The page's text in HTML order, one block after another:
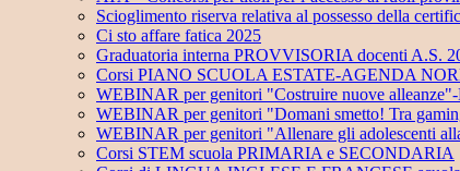
Scioglimento riserva relativa al possesso della
Ci sto affare fatica 2025
Graduatoria interna PROVVISORIA docenti A.S.
Corsi PIANO SCUOLA ESTATE-AGENDA
WEBINAR per genitori "Costruire nuove
WEBINAR per genitori "Domani smetto! Tra
WEBINAR per genitori "Allenare gli adolescenti
Corsi STEM scuola PRIMARIA e SECONDARIA